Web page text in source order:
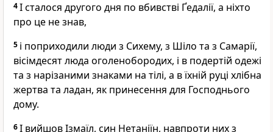
4І сталося другого дня по вбивстві Ґедалії, а ніхто
про це не знав,
5 і поприходили люди з Сихему, з Шіло та з Самарії,
вісімдесят люда оголенобородих, і в подертій одежі
та з нарізаними знаками на тілі, а в їхній руці хлібна
жертва та ладан, як принесення для Господнього
дому.
6І вийшов Ізмаїл, син Нетаніїн, навпроти них з